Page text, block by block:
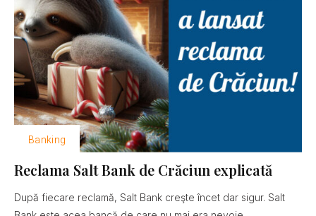
Banking
Reclama Salt Bank de Crăciun explicată
După fiecare reclamă, Salt Bank creşte încet dar sigur. Salt